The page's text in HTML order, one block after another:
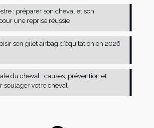
: préparer son cheval et son
une reprise réussie
son gilet airbag d’équitation en 2026
du cheval : causes, prévention et
soulager votre cheval